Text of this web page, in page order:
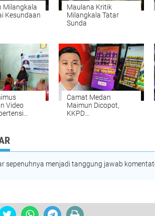
Milangkala
Kesundaan
Maulana Kritik
Milangkala Tatar
Sunda
Video
Camat Medan
Maimun Dicopot,
KKPD
sepenuhnya menjadi tanggung jawab